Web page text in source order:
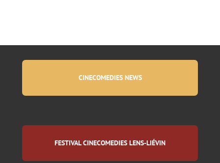
CINECOMEDIES NEWS
FESTIVAL CINECOMEDIES LENS-LIÉVIN